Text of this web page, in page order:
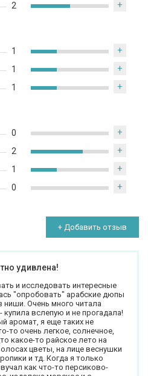
2 +
1 +
1 +
1 +
0 +
2 +
1 +
0 +
+ Добавить отзыв
удивлена!
и исследовать интересные
"опробовать" арабские дюпы
ниши. Очень много читала
вслепую и не прогадала!
аромат, я еще таких не
то очень легкое, солнечное,
какое-то райское лето на
цветы, на лице веснушки
и тд. Когда я только
как что-то персиково-